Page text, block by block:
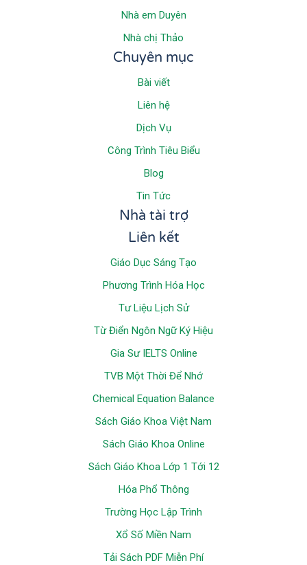
Nhà em Duyên
Nhà chị Thảo
Chuyên mục
Bài viết
Liên hệ
Dịch Vụ
Công Trình Tiêu Biểu
Blog
Tin Tức
Nhà tài trợ
Liên kết
Giáo Dục Sáng Tạo
Phương Trình Hóa Học
Tư Liệu Lịch Sử
Từ Điển Ngôn Ngữ Ký Hiệu
Gia Sư IELTS Online
TVB Một Thời Để Nhớ
Chemical Equation Balance
Sách Giáo Khoa Việt Nam
Sách Giáo Khoa Online
Sách Giáo Khoa Lớp 1 Tới 12
Hóa Phổ Thông
Trường Học Lập Trình
Xổ Số Miền Nam
Tải Sách PDF Miễn Phí